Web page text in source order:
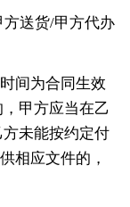
送货/甲方代办
间为合同生效
甲方应当在乙
未能按约定付
相应文件的，